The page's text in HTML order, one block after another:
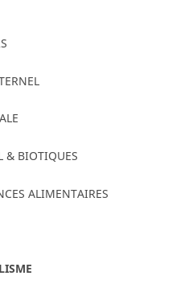
& BIOTIQUES
ALIMENTAIRES